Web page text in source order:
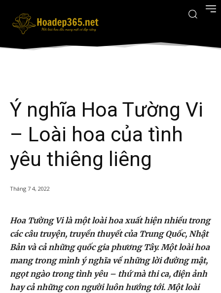
Ý nghĩa Hoa Tường Vi
– Loài hoa của tình
yêu thiêng liêng
Tháng 7 4, 2022
Hoa Tường Vi là một loài hoa xuất hiện nhiều trong
các câu truyện, truyền thuyết của Trung Quốc, Nhật
Bản và cả những quốc gia phương Tây. Một loài hoa
mang trong mình ý nghĩa về những lời đường mật,
ngọt ngào trong tình yêu – thứ mà thi ca, điện ảnh
hay cả những con người luôn hướng tới. Một loài